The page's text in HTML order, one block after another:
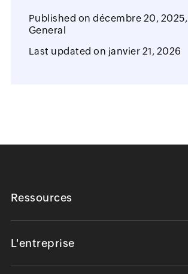
Published ondécembre 20, 2025,
General
Last updated on janvier 21, 2026
Ressources
L'entreprise